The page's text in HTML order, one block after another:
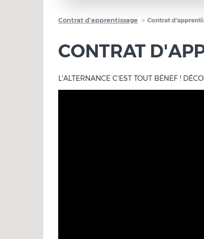
Contrat d'apprentissage Contrat
CONTRAT
L'ALTERNANCE C'EST TOUT BÉNEF !